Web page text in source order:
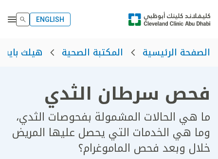
ENGLISH
الصفحة الرئيسية المكتبة الصحية هيلث بايت
فحص سرطان الثدي
ما هي الحالات المشمولة بفحوصات الثدي،
وما هي الخدمات التي يحصل عليها المريض
خلال وبعد فحص الماموغرام؟